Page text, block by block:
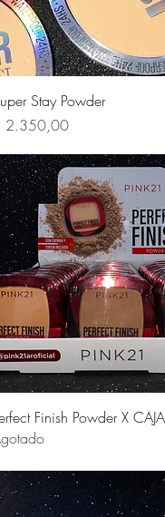
Vista rápida
Stay Powder
2.350,00
Vista rápida
Finish Powder X CAJA